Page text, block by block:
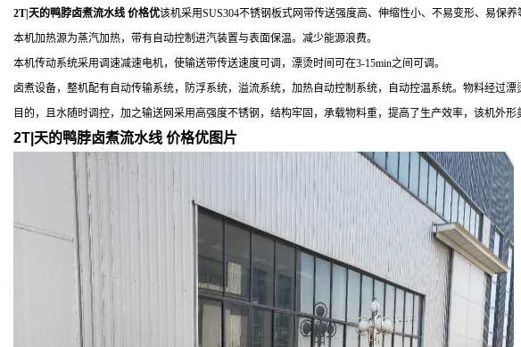
2T|天的鸭脖卤煮流水线 价格优该机采用SUS304不锈钢板式网带传送强度高、伸缩性小、不易变形、易保
本机加热源为蒸汽加热，带有自动控制进汽装置与表面保温。减少能源浪费。
本机传动系统采用调速减速电机，使输送带传送速度可调，漂烫时间可在3-15min之间可调。
卤煮设备，整机配有自动传输系统，防浮系统，溢流系统，加热自动控制系统，自动控温系统。物料经过
目的，且水随时调控，加之输送网采用高强度不锈钢，结构牢固，承载物料重，提高了生产效率，该机外形
2T|天的鸭脖卤煮流水线 价格优图片